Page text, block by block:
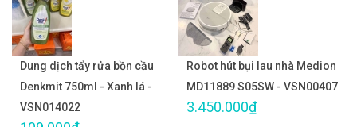
Dung dịch tẩy rửa bồn cầu
Denkmit 750ml - Xanh lá -
VSN014022
Robot hút bụi lau nhà Medion
MD11889 S05SW - VSN00407
3.450.000₫